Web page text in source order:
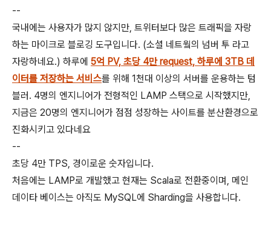
--
국내에는 사용자가 많지 않지만, 트위터보다 많은 트래픽을 자랑
하는 마이크로 블로깅 도구입니다. (소셜 네트웤의 넘버 투 라고
자랑하네요.) 하루에 5억 PV, 초당 4만 request, 하루에 3TB 데
이터를 저장하는 서비스를 위해 1천대 이상의 서버를 운용하는 텀
블러. 4명의 엔지니어가 전형적인 LAMP 스택으로 시작했지만,
지금은 20명의 엔지니어가 점점 성장하는 사이트를 분산환경으로
진화시키고 있다네요
--
초당 4만 TPS, 경이로운 숫자입니다.
처음에는 LAMP로 개발했고 현재는 Scala로 전환중이며, 메인
데이타 베이스는 아직도 MySQL에 Sharding을 사용합니다.